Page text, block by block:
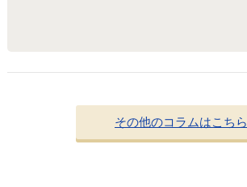
その他のコラムはこちら